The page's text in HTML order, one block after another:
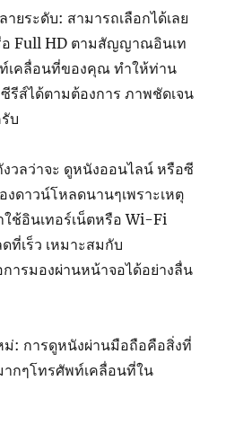
ายระดับ: สามารถเลือกได้เลย
อ Full HD ตามสัญญาณอินเท
เคลื่อนที่ของคุณ ทำให้ท่าน
รีส์ได้ตามต้องการ ภาพชัดเจน
บ
วลว่าจะ ดูหนังออนไลน์ หรือซี
งดาวน์โหลดนานๆเพราะเหตุ
ใช้อินเทอร์เน็ตหรือ Wi-Fi
ที่เร็ว เหมาะสมกับ
ารมองผ่านหน้าจอได้อย่างลื่น
ม่: การดูหนังผ่านมือถือคือสิ่งที่
กๆโทรศัพท์เคลื่อนที่ใน